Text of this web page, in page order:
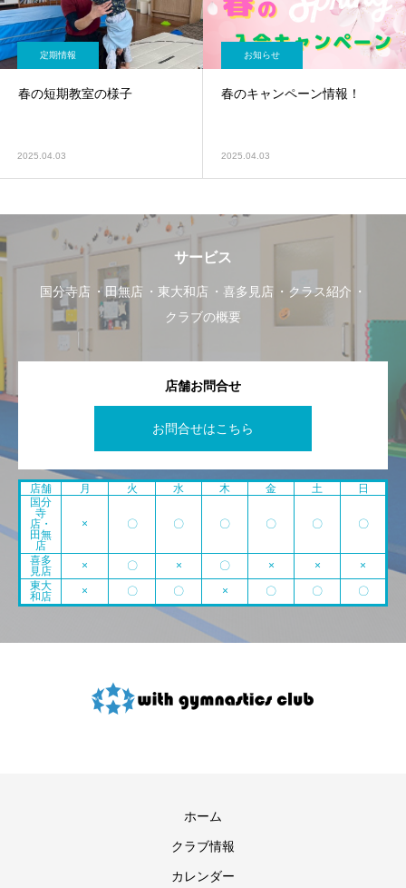
定期情報
春の短期教室の様子
2025.04.03
お知らせ
春のキャンペーン情報！
2025.04.03
サービス
国分寺店 田無店 東大和店 喜多見店
クラス紹介
クラブの概要
店舗お問合せ
お問合せはこちら
店舗 月 火 水 木 金 土
日
国分
寺
店・
田無
店
× 〇 〇 〇 〇 〇 〇
喜多
見店
× 〇 × 〇 × ×
×
東大
和店
× 〇 〇 × 〇 〇 〇
ホーム
クラブ情報
カレンダー